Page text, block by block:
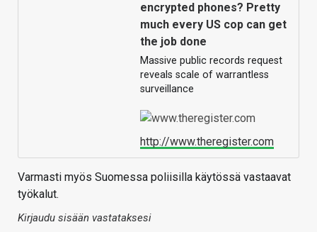
encrypted phones? Pretty
much every US cop can get
the job done
Massive public records request
reveals scale of warrantless
surveillance
http://www.theregister.com
Varmasti myös Suomessa poliisilla käytössä vastaavat
työkalut.
Kirjaudu sisään vastataksesi